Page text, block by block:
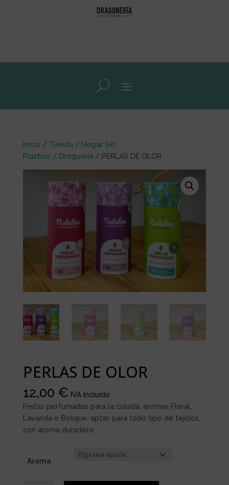
Inicio / Tienda / Hogar Sin
Plástico / Droguería / PERLAS DE OLOR
PERLAS DE OLOR
12,00 € IVA Incluido
Perlas perfumadas para la colada: aromas Floral,
Lavanda o Bosque, aptas para todo tipo de tejidos,
con aroma duradero.
Aroma